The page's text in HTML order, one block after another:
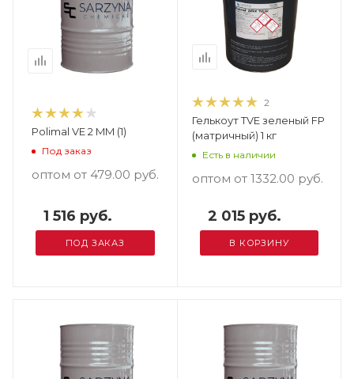
Polimal VE 2 MM (1)
Под заказ
оптом от 479.00 руб.
1 516 руб.
ПОД ЗАКАЗ
2
Гелькоут TVE зеленый FP
(матричный) 1 кг
Есть в наличии
оптом от 1332.00 руб.
2 015 руб.
В КОРЗИНУ